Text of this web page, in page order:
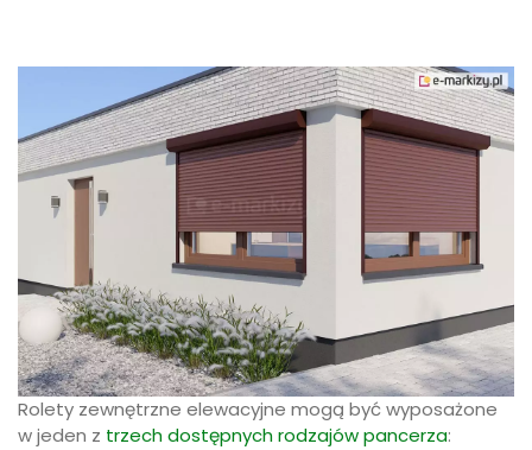
Rolety zewnętrzne elewacyjne mogą być wyposażone
w jeden z trzech dostępnych rodzajów pancerza: